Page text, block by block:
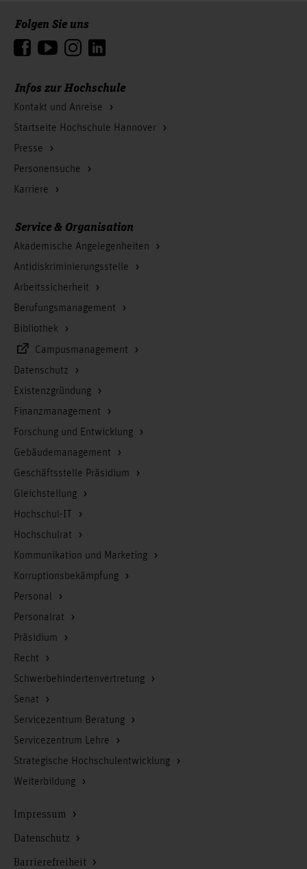
Infos zur Hochschule
Kontakt und Anreise
Startseite Hochschule Hannover
Presse
Personensuche
Karriere
Folgen Sie uns
Service & Organisation
Akademische Angelegenheiten
Antidiskriminierungsstelle
Arbeitssicherheit
Berufungsmanagement
Bibliothek
Campusmanagement
Datenschutz
Existenzgründung
Finanzmanagement
Forschung und Entwicklung
Gebäudemanagement
Geschäftsstelle Präsidium
Gleichstellung
Hochschul-IT
Hochschulrat
Kommunikation und Marketing
Korruptionsbekämpfung
Personal
Personalrat
Präsidium
Recht
Schwerbehindertenvertretung
Senat
Servicezentrum Beratung
Servicezentrum Lehre
Strategische Hochschulentwicklung
Weiterbildung
Impressum
Datenschutz
Barrierefreiheit